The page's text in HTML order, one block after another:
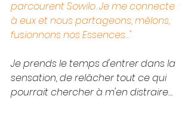
parcourent Sowilo. Je me connecte
à eux et nous partageons, mêlons,
fusionnons nos Essences…"
Je prends le temps d'entrer dans la
sensation, de relâcher tout ce qui
pourrait chercher à m'en distraire…